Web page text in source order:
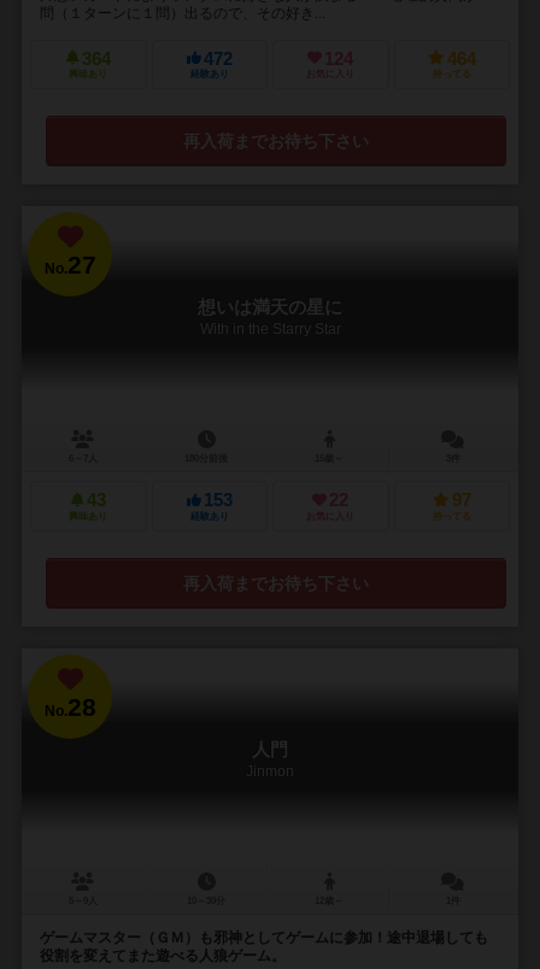
問（１ターンに１問）出るので、その好き...
364
興味あり
472
経験あり
124
お気に入り
464
持ってる
再入荷までお待ち下さい
No.27
想いは満天の星に
With in the Starry Star
43
興味あり
153
経験あり
22
お気に入り
97
持ってる
再入荷までお待ち下さい
No.28
人門
Jinmon
ゲームマスター（ＧＭ）も邪神としてゲームに参加！途中退場しても
役割を変えてまた遊べる人狼ゲーム。